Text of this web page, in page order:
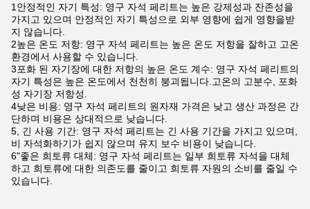
1안정적인 자기 특성: 영구 자석 페리트는 높은 강제성과 잔존성을
가지고 있으며 안정적인 자기 특성으로 외부 영향에 쉽게 영향을받
지 않습니다.
2높은 온도 저항: 영구 자석 페리트는 높은 온도 저항을 잘하고 고온
환경에서 사용할 수 있습니다.
3포화 된 자기장에 대한 저항의 높은 온도 계수: 영구 자석 페리트의
자기 특성은 높은 온도에서 천천히 붕괴됩니다.고온의 고분수, 포화
성 자기장 저항성.
4낮은 비용: 영구 자석 페리트의 원자재 가격은 낮고 생산 과정은 간
단하며 비용은 상대적으로 낮습니다.
5, 긴 사용 기간: 영구 자석 페리트는 긴 사용 기간을 가지고 있으며,
비 자석화하기가 쉽지 않으며 유지 보수 비용이 낮습니다.
6"좋은 희토류 대체: 영구 자석 페리트는 일부 희토류 자석을 대체
하고 희토류에 대한 의존도를 줄이고 희토류 자원의 소비를 줄일 수
있습니다.